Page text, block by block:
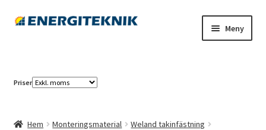
Hoppa
Hoppa
Meny
Solcellspaneler
Växelriktare
Priser
Hem Monteringsmaterial
Weland takinfästning